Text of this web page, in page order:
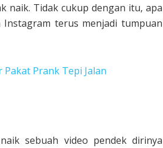
naik. Tidak cukup dengan itu, apa
terus menjadi tumpuan
Prank Tepi Jalan
sebuah video pendek dirinya